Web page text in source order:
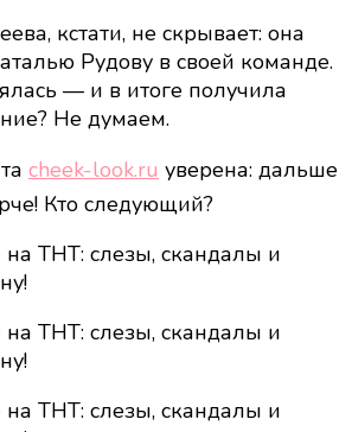
кстати, не скрывает: она
Рудову в своей команде.
— и в итоге получила
Не думаем.
cheek-look.ru уверена: дальше
Кто следующий?